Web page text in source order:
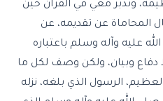
وتدبر معي في القرآن حين
المحاماة عن تقديمه، عن
عليه وآله وسلم باعتباره
دفاع وبيان، ولكن وصف لكل ما
الرسول الذي بلغه، نزله